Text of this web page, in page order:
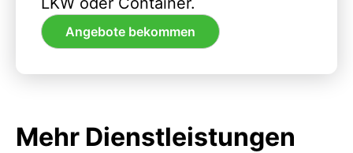
Angebote bekommen
Mehr Dienstleistungen